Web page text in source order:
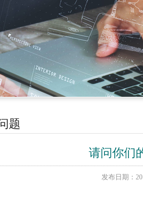
题
请问你们
发布日期：